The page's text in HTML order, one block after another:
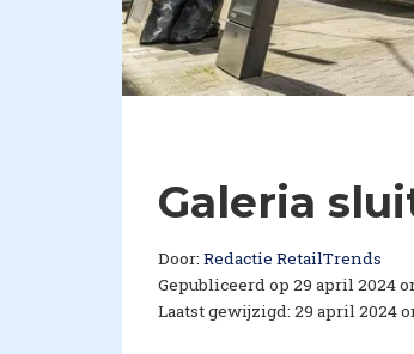
Galeria
Door: Redactie RetailTrends
Gepubliceerd op 29 april 2024
Laatst gewijzigd: 29 april 2024